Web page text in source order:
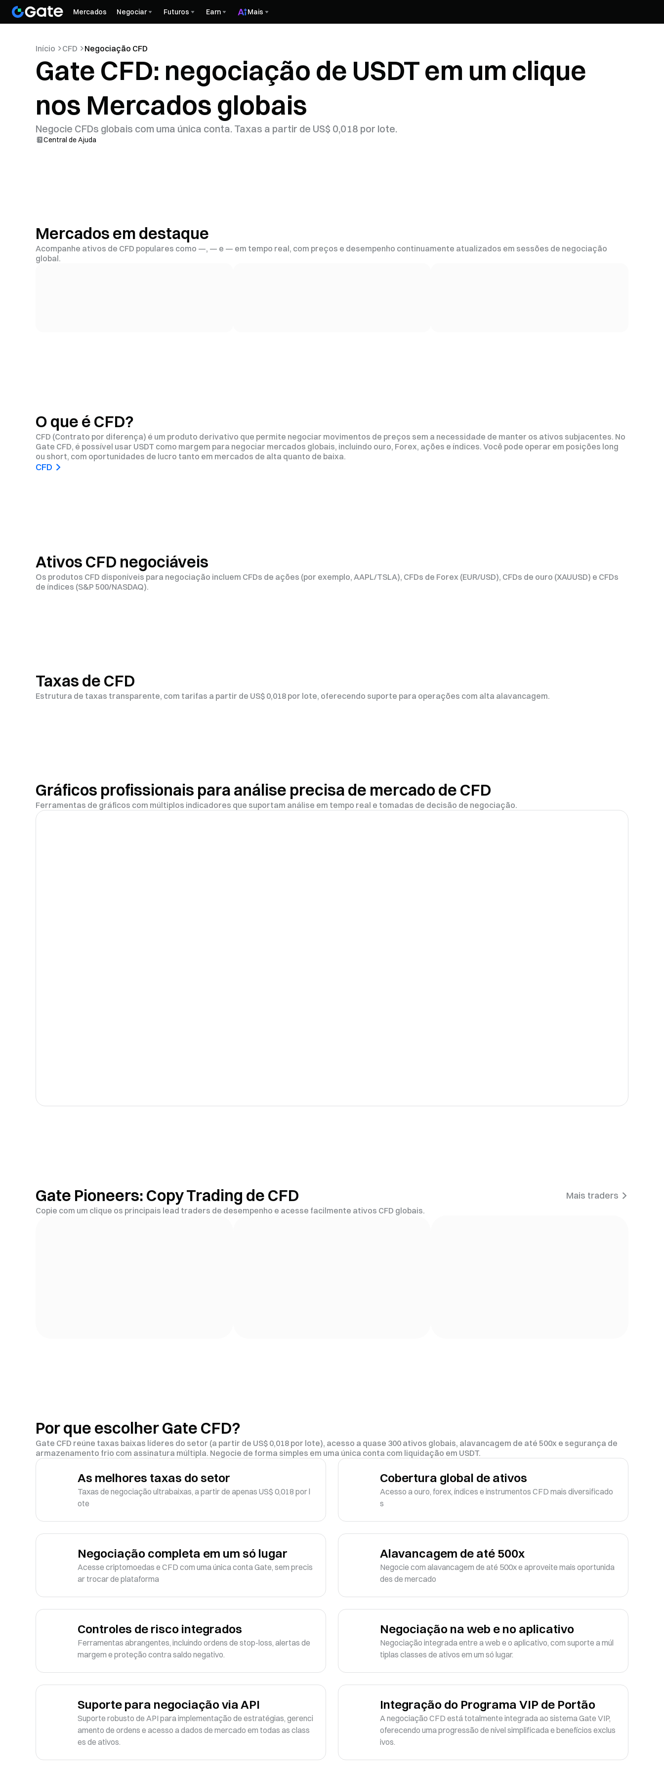
Mercados Negociar Futuros Earn Mais
Início CFD Negociação CFD
Gate CFD: negociação de USDT em um clique
nos Mercados globais
Negocie CFDs globais com uma única conta. Taxas a partir de US$ 0,018 por lote.
Central de Ajuda
Mercados em destaque
Acompanhe ativos de CFD populares como —, — e — em tempo real, com preços e desempenho continuamente atualizados em sessões de negociação
global.
O que é CFD?
CFD (Contrato por diferença) é um produto derivativo que permite negociar movimentos de preços sem a necessidade de manter os ativos subjacentes. No
Gate CFD, é possível usar USDT como margem para negociar mercados globais, incluindo ouro, Forex, ações e índices. Você pode operar em posições long
ou short, com oportunidades de lucro tanto em mercados de alta quanto de baixa.
CFD
Ativos CFD negociáveis
Os produtos CFD disponíveis para negociação incluem CFDs de ações (por exemplo, AAPL/TSLA), CFDs de Forex (EUR/USD), CFDs de ouro (XAUUSD) e CFDs
de índices (S&P 500/NASDAQ).
Taxas de CFD
Estrutura de taxas transparente, com tarifas a partir de US$ 0,018 por lote, oferecendo suporte para operações com alta alavancagem.
Gráficos profissionais para análise precisa de mercado de CFD
Ferramentas de gráficos com múltiplos indicadores que suportam análise em tempo real e tomadas de decisão de negociação.
Gate Pioneers: Copy Trading de CFD Mais traders
Copie com um clique os principais lead traders de desempenho e acesse facilmente ativos CFD globais.
Por que escolher Gate CFD?
Gate CFD reúne taxas baixas líderes do setor (a partir de US$ 0,018 por lote), acesso a quase 300 ativos globais, alavancagem de até 500x e segurança de
armazenamento frio com assinatura múltipla. Negocie de forma simples em uma única conta com liquidação em USDT.
As melhores taxas do setor
Taxas de negociação ultrabaixas, a partir de apenas US$ 0,018 por l
ote
Cobertura global de ativos
Acesso a ouro, forex, índices e instrumentos CFD mais diversificado
s
Negociação completa em um só lugar
Acesse criptomoedas e CFD com uma única conta Gate, sem precis
ar trocar de plataforma
Alavancagem de até 500x
Negocie com alavancagem de até 500x e aproveite mais oportunida
des de mercado
Controles de risco integrados
Ferramentas abrangentes, incluindo ordens de stop-loss, alertas de
margem e proteção contra saldo negativo.
Negociação na web e no aplicativo
Negociação integrada entre a web e o aplicativo, com suporte a múl
tiplas classes de ativos em um só lugar.
Suporte para negociação via API
Suporte robusto de API para implementação de estratégias, gerenci
amento de ordens e acesso a dados de mercado em todas as class
es de ativos.
Integração do Programa VIP de Portão
A negociação CFD está totalmente integrada ao sistema Gate VIP,
oferecendo uma progressão de nível simplificada e benefícios exclus
ivos.